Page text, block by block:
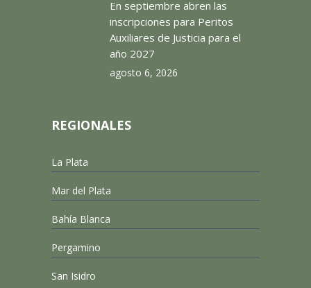
En septiembre abren las
inscripciones para Peritos
Auxiliares de Justicia para el
año 2027
agosto 6, 2026
REGIONALES
La Plata
Mar del Plata
Bahía Blanca
Pergamino
San Isidro